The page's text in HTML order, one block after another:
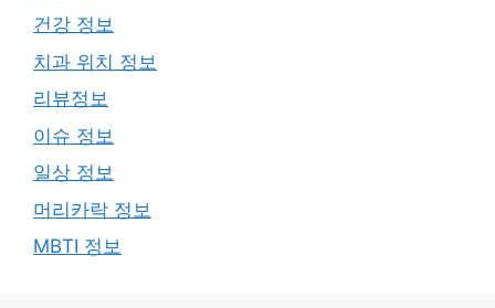
건강 정보
치과 위치 정보
리뷰정보
이슈 정보
일상 정보
머리카락 정보
MBTI 정보